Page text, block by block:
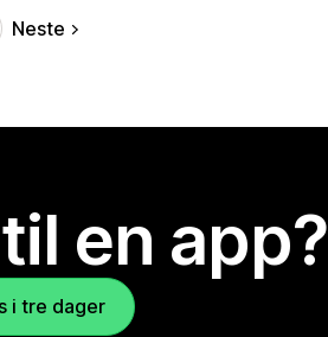
Neste
en app?
i tre dager